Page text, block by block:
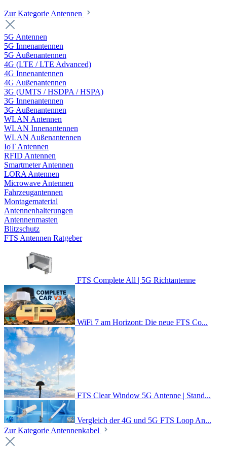
Zur Kategorie Antennen
5G Antennen
5G Innenantennen
5G Außenantennen
4G (LTE / LTE Advanced)
4G Innenantennen
4G Außenantennen
3G (UMTS / HSDPA / HSPA)
3G Innenantennen
3G Außenantennen
WLAN Antennen
WLAN Innenantennen
WLAN Außenantennen
IoT Antennen
RFID Antennen
Smartmeter Antennen
LORA Antennen
Microwave Antennen
Fahrzeugantennen
Montagematerial
Antennenhalterungen
Antennenmasten
Blitzschutz
FTS Antennen Ratgeber
FTS Complete All | 5G Richtantenne
WiFi 7 am Horizont: Die neue FTS Co...
FTS Clear Window 5G Antenne | Stand...
Vergleich der 4G und 5G FTS Loop An...
Zur Kategorie Antennenkabel